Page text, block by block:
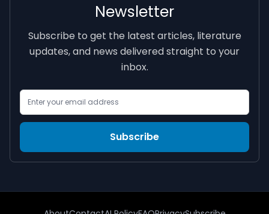
Newsletter
Subscribe to get the latest articles, literature
updates, and news delivered straight to your
inbox.
Subscribe